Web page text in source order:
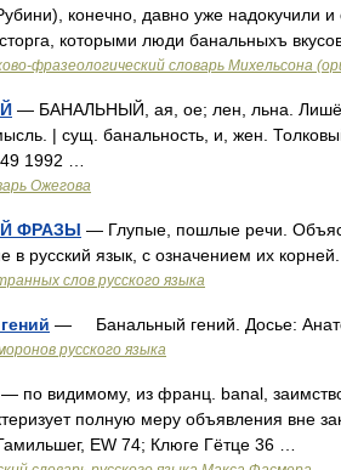
конечно, давно уже надокучили
которыми люди банальныхъ
фразеологический словарь Михельсона
— БАНАЛЬНЫЙ, ая, ое; лен, льна.
| сущ. банальность, и, жен.
1992 …
Ожегова
ФРАЗЫ — Глупые, пошлые речи.
в русский язык, с означением их
слов русского языка
— Банальный гений. Досье:
русского языка
— по видимому, из франц. banal,
полную меру объявления вне
EW 74; Клюге Гётце 36 …